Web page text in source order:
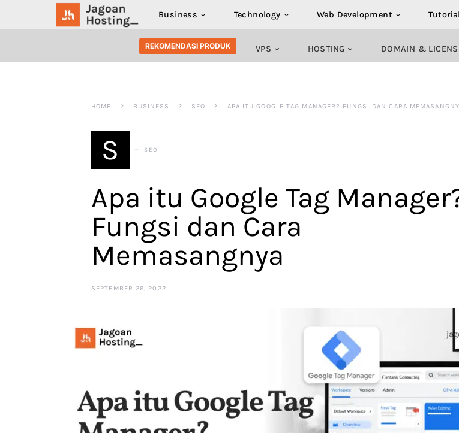
Business Technology Web Development Tutorial
SEARCH FOR:
REKOMENDASI PRODUK VPS HOSTING DOMAIN &
HOME BUSINESS SEO APA ITU GOOGLE TAG MANAGER? FUNGSI DAN CARA
S SEO
Apa itu Google Tag
Fungsi dan Cara
Memasangnya
SEPTEMBER 29, 2022